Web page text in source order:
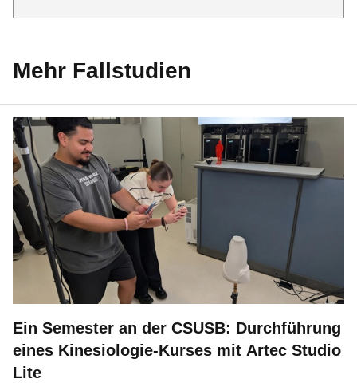
Mehr Fallstudien
Ein Semester an der CSUSB: Durchführung
eines Kinesiologie-Kurses mit Artec Studio
Lite